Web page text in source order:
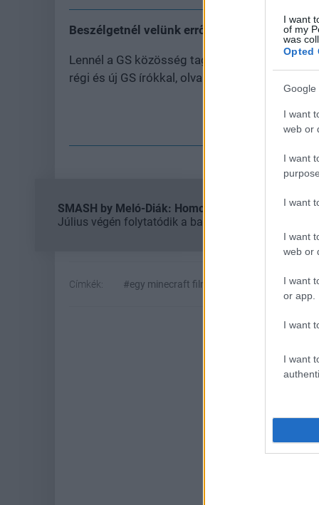
I want
of my
was
Opted
Google
I want
web or
I want
I want
I want
web or
I want
or app.
I want
I want
Beszélgetnél velünk erről a hírről?
Lennél a GS közösség tagja? Gyere a GS
régi és új GS írókkal, olvasókkal!
SMASH by Meló-Diák: Homok, zene és a nyár
Július végén folytatódik a balatoni strandröplabda-
Címkék: #egy minecraft film 2 #kirsten dunst